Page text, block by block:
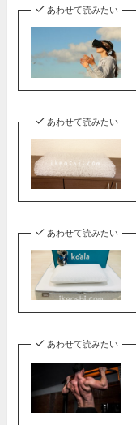
あわせて読みたい
あわせて読みたい
あわせて読みたい
あわせて読みたい